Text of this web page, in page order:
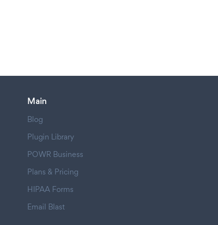
Main
Blog
Plugin Library
POWR Business
Plans & Pricing
HIPAA Forms
Email Blast